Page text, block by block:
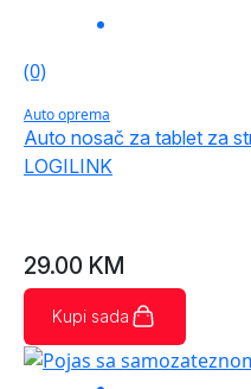
(0)
Auto oprema
Auto nosač za tablet za
LOGILINK
29.00 KM
Kupi sada